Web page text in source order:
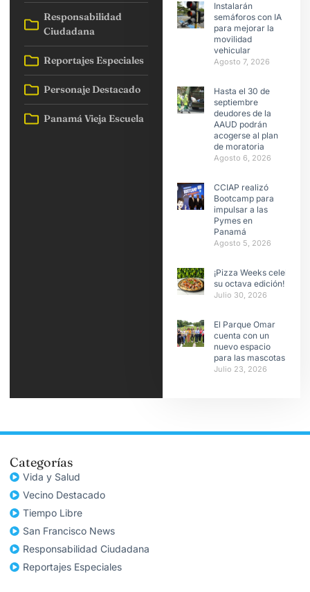
Responsabilidad
Ciudadana
Reportajes Especiales
Personaje Destacado
Panamá Vieja Escuela
Instalarán
semáforos con IA
para mejorar la
movilidad
vehicular
Agosto 7, 2026
Hasta el 30 de
septiembre
deudores de la
AAUD podrán
acogerse al plan
de moratoria
Agosto 6, 2026
CCIAP realizó
Bootcamp para
impulsar a las
Pymes en
Panamá
Agosto 5, 2026
¡Pizza Weeks celebra
su octava edición!
Julio 30, 2026
El Parque Omar
cuenta con un
nuevo espacio
para las mascotas
Julio 23, 2026
Categorías
Vida y Salud
Vecino Destacado
Tiempo Libre
San Francisco News
Responsabilidad Ciudadana
Reportajes Especiales